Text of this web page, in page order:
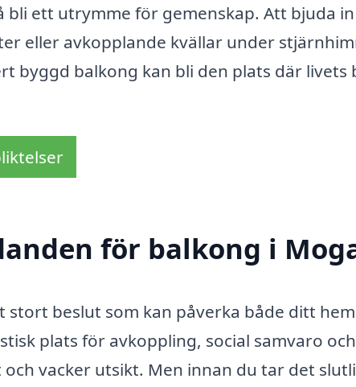
bli ett utrymme för gemenskap. Att bjuda in
eller avkopplande kvällar under
byggd balkong kan bli den plats där livets
för balkong i
stort beslut som kan påverka både ditt
plats för avkoppling, social samvaro
vacker utsikt. Men innan du tar det